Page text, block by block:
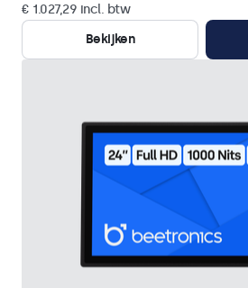
€ 1.027,29 incl. btw
Bekijken